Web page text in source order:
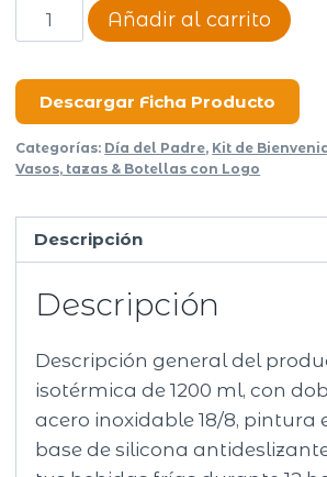
Botella
Hydra
1200
ml
cantidad
Añadir al carrito
Descargar Ficha Producto
Categorías: Día del Padre, Kit de
Vasos, tazas & Botellas con Logo
Descripción
Descripción
Descripción general del
isotérmica de 1200 ml, con
acero inoxidable 18/8, pintura
base de silicona